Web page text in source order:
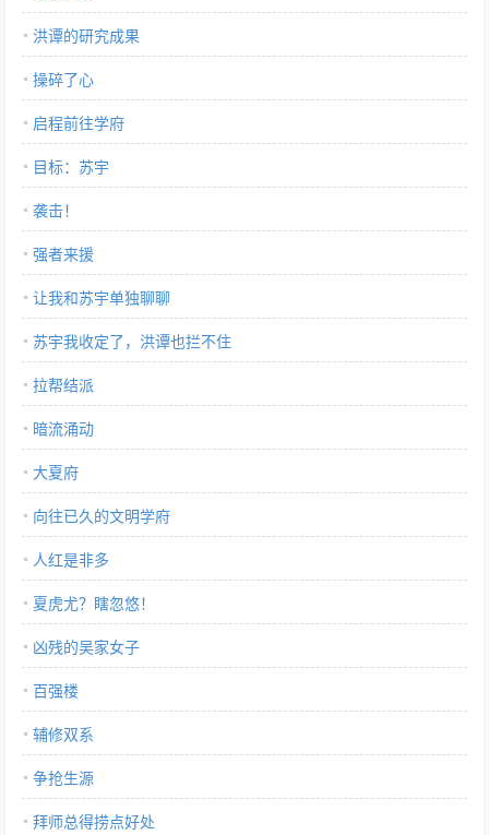
洪谭的研究成果
操碎了心
启程前往学府
目标：苏宇
袭击！
强者来援
让我和苏宇单独聊聊
苏宇我收定了，洪谭也拦不住
拉帮结派
暗流涌动
大夏府
向往已久的文明学府
人红是非多
夏虎尤？瞎忽悠！
凶残的吴家女子
百强楼
辅修双系
争抢生源
拜师总得捞点好处